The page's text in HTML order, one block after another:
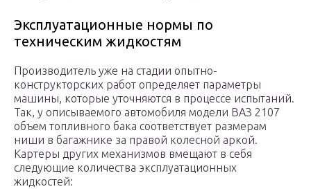
Эксплуатационные нормы по
техническим жидкостям
Производитель уже на стадии опытно-
конструкторских работ определяет параметры
машины, которые уточняются в процессе испытаний.
Так, у описываемого автомобиля модели ВАЗ 2107
объем топливного бака соответствует размерам
ниши в багажнике за правой колесной аркой.
Картеры других механизмов вмещают в себя
следующие количества эксплуатационных
жидкостей: